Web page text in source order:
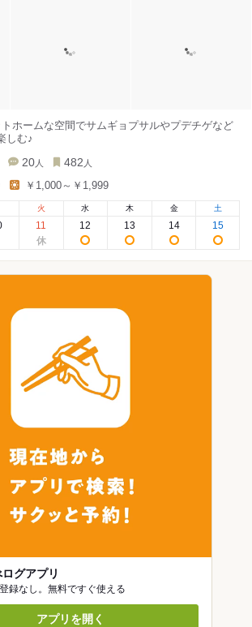
トホームな空間でサムギョプサルやプデチゲなど
しむ♪
20 人 482 人
￥1,000～￥1,999
火
11
水
12
木
13
金
14
土
15
グアプリ
録なし。無料ですぐ使える
アプリを開く